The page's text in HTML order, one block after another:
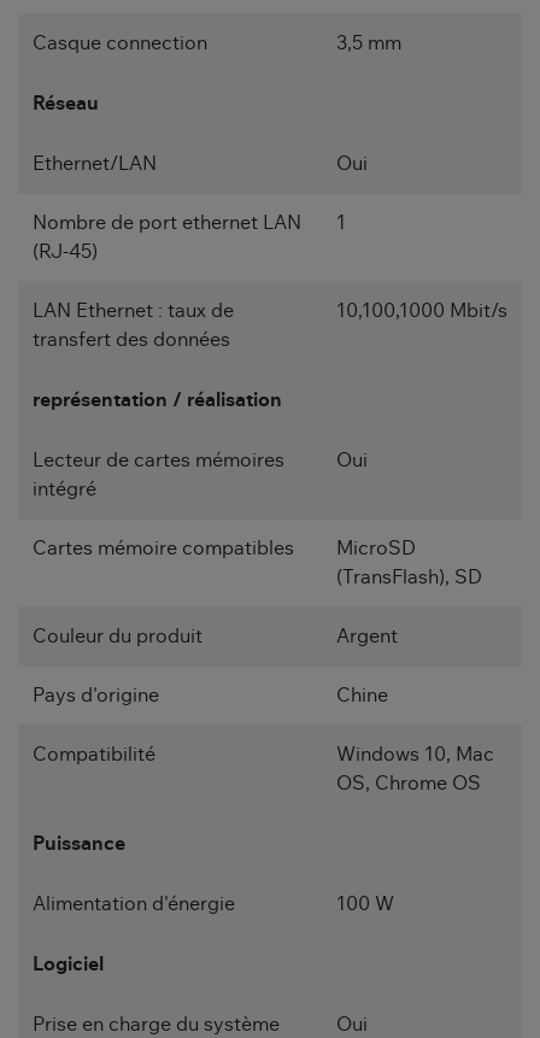
Casque connection 3,5 mm
Réseau
Ethernet/LAN Oui
Nombre de port ethernet LAN
(RJ-45)
1
LAN Ethernet : taux de
transfert des données
10,100,1000 Mbit/s
représentation / réalisation
Lecteur de cartes mémoires
intégré
Oui
Cartes mémoire compatibles
MicroSD
(TransFlash), SD
Couleur du produit Argent
Pays d'origine Chine
Compatibilité
Windows 10, Mac
OS, Chrome OS
Puissance
Alimentation d'énergie 100 W
Logiciel
Prise en charge du système
Oui